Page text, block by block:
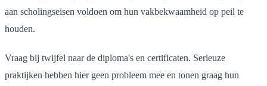
aan scholingseisen voldoen om hun vakbekwaamheid op peil te
houden.
Vraag bij twijfel naar de diploma's en certificaten. Serieuze
praktijken hebben hier geen probleem mee en tonen graag hun